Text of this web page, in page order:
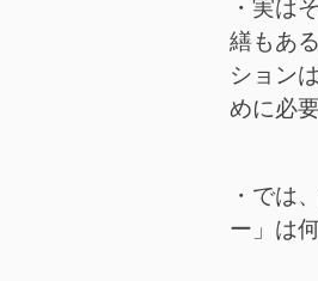
・実は
繕もあ
ション
めに必
・では
ー」は